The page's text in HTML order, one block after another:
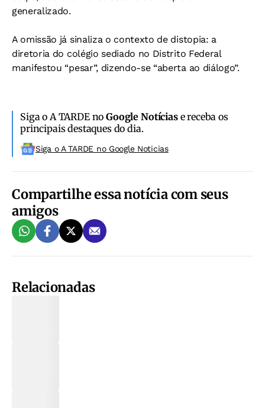
generalizado.
A omissão já sinaliza o contexto de distopia: a
diretoria do colégio sediado no Distrito Federal
manifestou “pesar”, dizendo-se “aberta ao diálogo”.
Siga o A TARDE noGoogle Notíciase receba os
principais destaques do dia.
Siga o A TARDE no Google Noticias
Compartilhe essa notícia com seus
amigos
Relacionadas